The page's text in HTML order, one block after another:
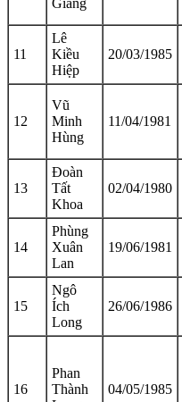
Giang
11
Lê
Kiều
Hiệp
20/03/1985
12
Vũ
Minh
Hùng
11/04/1981
13
Đoàn
Tất
Khoa
02/04/1980
14
Phùng
Xuân
Lan
19/06/1981
15
Ngô
Ích
Long
26/06/1986
16
Phan
Thành
04/05/1985